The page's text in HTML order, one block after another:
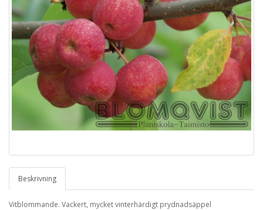
Beskrivning
Vitblommande. Vackert, mycket vinterhärdigt prydnadsäppel